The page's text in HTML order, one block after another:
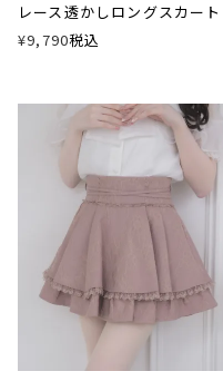
レース透かしロングスカート
¥9,790税込